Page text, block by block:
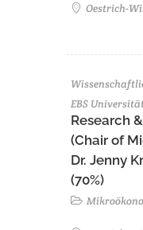
Oestrich-
EBS
Research
(Chair of
Dr. Jenny
(70%)